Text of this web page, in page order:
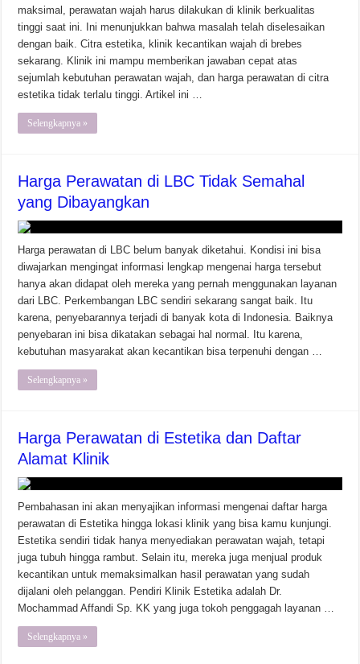
maksimal, perawatan wajah harus dilakukan di klinik berkualitas
tinggi saat ini. Ini menunjukkan bahwa masalah telah diselesaikan
dengan baik. Citra estetika, klinik kecantikan wajah di brebes
sekarang. Klinik ini mampu memberikan jawaban cepat atas
sejumlah kebutuhan perawatan wajah, dan harga perawatan di citra
estetika tidak terlalu tinggi. Artikel ini …
Selengkapnya »
Harga Perawatan di LBC Tidak Semahal
yang Dibayangkan
Harga perawatan di LBC belum banyak diketahui. Kondisi ini bisa
diwajarkan mengingat informasi lengkap mengenai harga tersebut
hanya akan didapat oleh mereka yang pernah menggunakan layanan
dari LBC. Perkembangan LBC sendiri sekarang sangat baik. Itu
karena, penyebarannya terjadi di banyak kota di Indonesia. Baiknya
penyebaran ini bisa dikatakan sebagai hal normal. Itu karena,
kebutuhan masyarakat akan kecantikan bisa terpenuhi dengan …
Selengkapnya »
Harga Perawatan di Estetika dan Daftar
Alamat Klinik
Pembahasan ini akan menyajikan informasi mengenai daftar harga
perawatan di Estetika hingga lokasi klinik yang bisa kamu kunjungi.
Estetika sendiri tidak hanya menyediakan perawatan wajah, tetapi
juga tubuh hingga rambut. Selain itu, mereka juga menjual produk
kecantikan untuk memaksimalkan hasil perawatan yang sudah
dijalani oleh pelanggan. Pendiri Klinik Estetika adalah Dr.
Mochammad Affandi Sp. KK yang juga tokoh penggagah layanan …
Selengkapnya »